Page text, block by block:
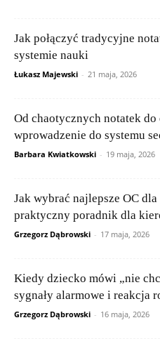
Jak połączyć tradycyjne
systemie nauki
Łukasz Majewski - 21 maja, 2026
Od chaotycznych notatek
wprowadzenie do systemu
Barbara Kwiatkowski - 19 maja, 2026
Jak wybrać najlepsze OC
praktyczny poradnik dla
Grzegorz Dąbrowski - 17 maja, 2026
Kiedy dziecko mówi „nie
sygnały alarmowe i reakcja
Grzegorz Dąbrowski - 16 maja, 2026